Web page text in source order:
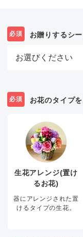
必須 お贈りするシ
必須 お花のタイプ
生花アレンジ(置け
るお花)
器にアレンジされた置
けるタイプの生花。